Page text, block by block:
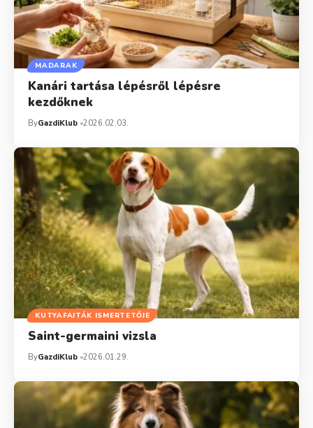
MADARAK
Kanári tartása lépésről lépésre
kezdőknek
ByGazdiKlub 2026.02.03.
KUTYAFAJTÁK ISMERTETŐJE
Saint-germaini vizsla
ByGazdiKlub 2026.01.29.